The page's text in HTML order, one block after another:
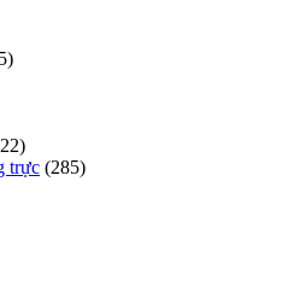
trực (285)